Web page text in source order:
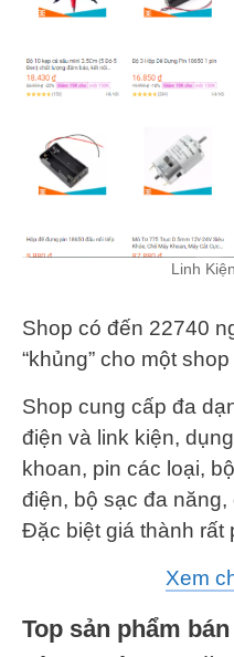
Linh
Shop có đến 22740
“khủng” cho một
Shop cung cấp đa
điện và link kiện,
khoan, pin các loại,
điện, bộ sạc đa
Đặc biệt giá thành rất
Xem
Top sản phẩm